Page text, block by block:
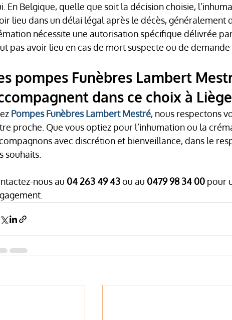
En Belgique, quelle que soit la décision choisie,
lieu dans un délai légal après le décès, généralement
nécessite une autorisation spécifique délivrée
pas avoir lieu en cas de mort suspecte ou de
pompes Funèbres Lambert
dans ce choix à
Pompes Funèbres Lambert Mestré, nous respectons
proche. Que vous optiez pour l’inhumation ou la
avec discrétion et bienveillance, dans le
souhaits.
nous au 04 263 49 43 ou au 0479 98 34 00 pour